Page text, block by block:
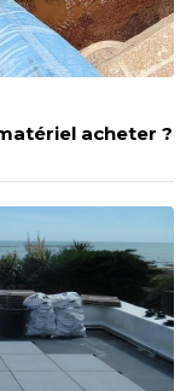
acheter ?